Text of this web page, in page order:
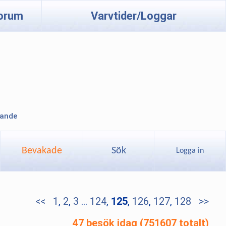
Varvtider/Loggar
Bevakade Sök Logga in
<< 1 , 2, 3 ... 124, 125, 126, 127, 128
>>
47 besök idag (751607 totalt)